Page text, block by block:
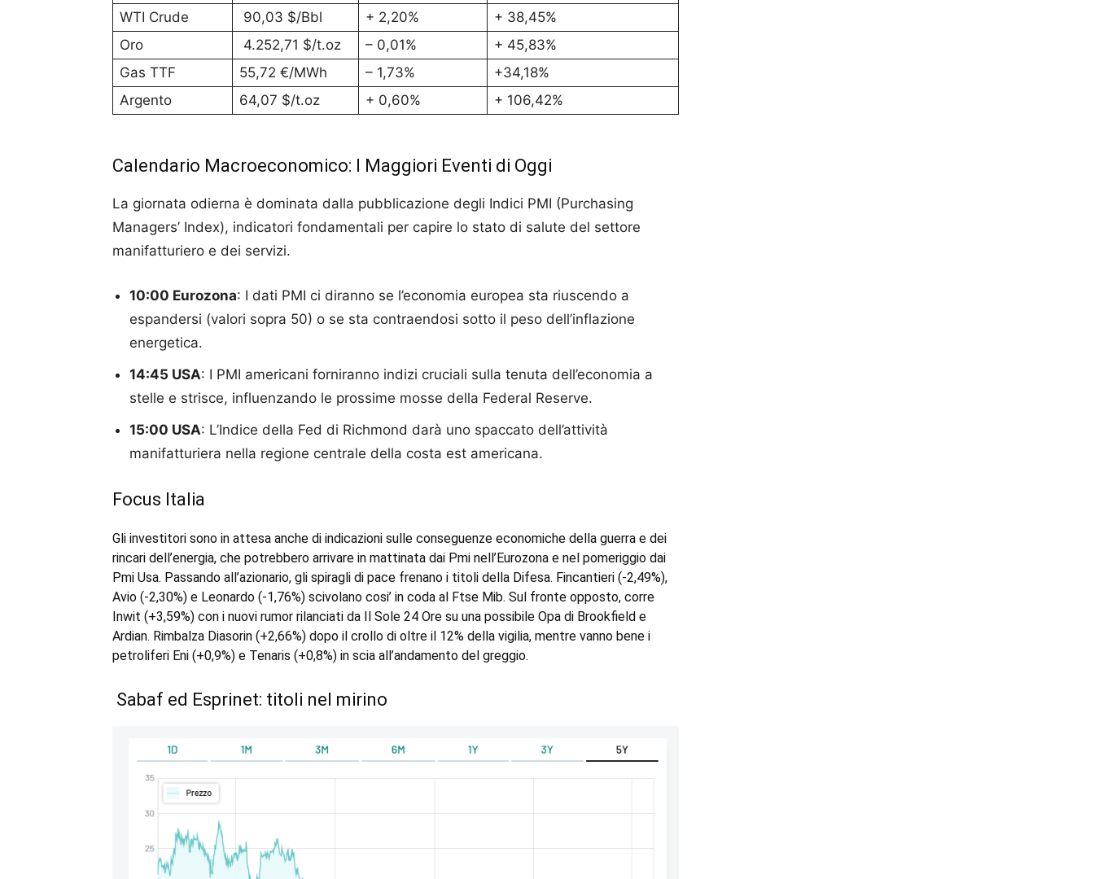
WTI Crude
90,03 $/Bbl + 2,20%
+ 38,45%
Oro
4.252,71 $/t.oz – 0,01%
+ 45,83%
Gas TTF
55,72 €/MWh – 1,73%
+34,18%
Argento
64,07 $/t.oz + 0,60% + 106,42%
Calendario Macroeconomico: I Maggiori Eventi di Oggi
La giornata odierna è dominata dalla pubblicazione degli Indici PMI (Purchasing
Managers’ Index), indicatori fondamentali per capire lo stato di salute del settore
manifatturiero e dei servizi.
10:00 Eurozona: I dati PMI ci diranno se l’economia europea sta riuscendo a
espandersi (valori sopra 50) o se sta contraendosi sotto il peso dell’inflazione
energetica.
14:45 USA: I PMI americani forniranno indizi cruciali sulla tenuta dell’economia a
stelle e strisce, influenzando le prossime mosse della Federal Reserve.
15:00 USA: L’Indice della Fed di Richmond darà uno spaccato dell’attività
manifatturiera nella regione centrale della costa est americana.
Focus Italia
Gli investitori sono in attesa anche di indicazioni sulle conseguenze economiche della guerra e dei
rincari dell’energia, che potrebbero arrivare in mattinata dai Pmi nell’Eurozona e nel pomeriggio dai
Pmi Usa. Passando all’azionario, gli spiragli di pace frenano i titoli della Difesa. Fincantieri (-2,49%),
Avio (-2,30%) e Leonardo (-1,76%) scivolano cosi’ in coda al Ftse Mib. Sul fronte opposto, corre
Inwit (+3,59%) con i nuovi rumor rilanciati da Il Sole 24 Ore su una possibile Opa di Brookfield e
Ardian. Rimbalza Diasorin (+2,66%) dopo il crollo di oltre il 12% della vigilia, mentre vanno bene i
petroliferi Eni (+0,9%) e Tenaris (+0,8%) in scia all’andamento del greggio.
Sabaf ed Esprinet: titoli nel mirino